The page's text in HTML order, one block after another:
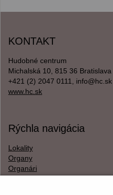
KONTAKT
Hudobné centrum
Michalská 10, 815 36 Bratislava
+421 (2) 2047 0111, info@hc.sk
www.hc.sk
Rýchla navigácia
Lokality
Organy
Organári